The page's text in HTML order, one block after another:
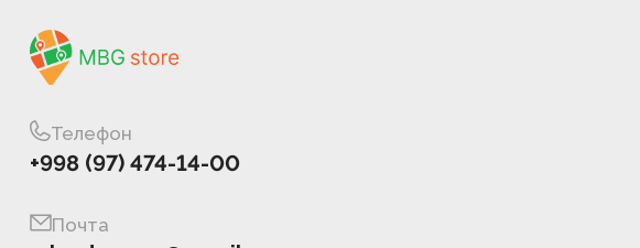
Телефон
+998 (97) 474-14-00
Почта